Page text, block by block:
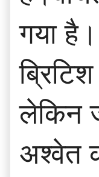
गया है।
लेकिन
अश्वेत